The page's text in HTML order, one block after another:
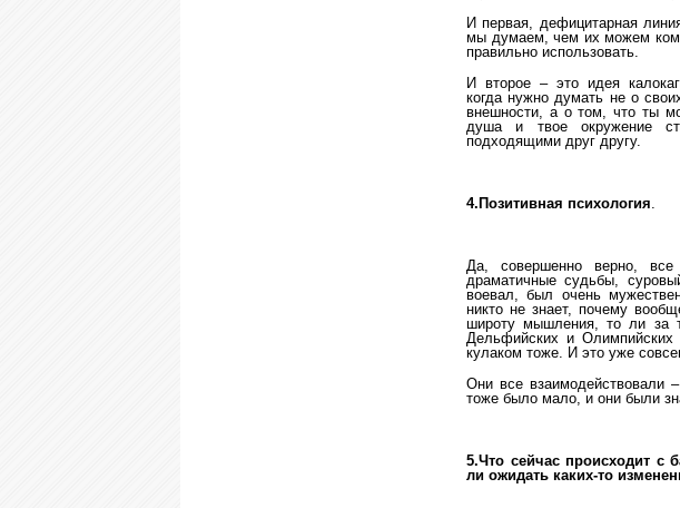
И первая, дефицитарная
мы думаем, чем их можем
правильно использовать.
И второе – это идея
когда нужно думать не о
внешности, а о том, что ты
душа и твое окружение
подходящими друг другу.
4.Позитивная психология.
Да, совершенно верно,
драматичные судьбы,
воевал, был очень
никто не знает, почему
широту мышления, то ли за
Дельфийских и Олимпийских
кулаком тоже. И это уже
Они все
тоже было мало, и они были
5.Что сейчас происходит
ли ожидать каких-то